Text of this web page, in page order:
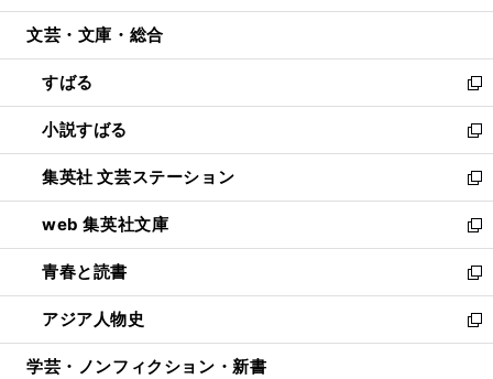
開
ウ
開
く
ン
ウ
で
開
く
ウ
ン
ド
ウ
で
開
く
文芸・文庫・総合
すばる
新
し
い
ウ
ィ
ン
ド
ウ
で
開
く
小説すばる
新
し
い
ウ
ィ
ン
ド
ウ
で
開
集英社 文芸ステーション
新
し
い
ウ
ィ
ン
ド
ウ
web 集英社文庫
新
し
い
ウ
ィ
ン
青春と読書
新
し
い
ウ
アジア人物史
新
し
学芸・ノンフィクション・新書